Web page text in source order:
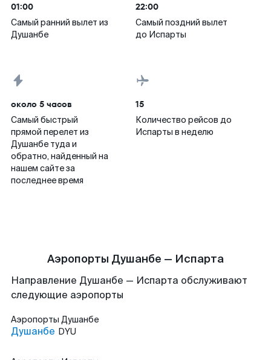
01:00
Самый ранний вылет из
Душанбе
22:00
Самый поздний вылет
до Испарты
около 5 часов
Самый быстрый
прямой перелет из
Душанбе туда и
обратно, найденный на
нашем сайте за
последнее время
15
Количество рейсов до
Испарты в неделю
Аэропорты Душанбе — Испарта
Направление Душанбе — Испарта обслуживают
следующие аэропорты
Аэропорты Душанбе
Душанбе DYU